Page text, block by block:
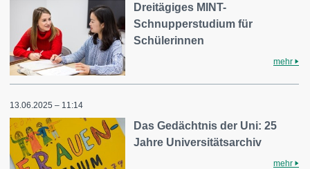
Dreitägiges MINT-
Schnupperstudium für
Schülerinnen
mehr
13.06.2025 – 11:14
Das Gedächtnis der Uni: 25
Jahre Universitätsarchiv
mehr